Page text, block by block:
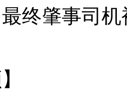
终肇事司